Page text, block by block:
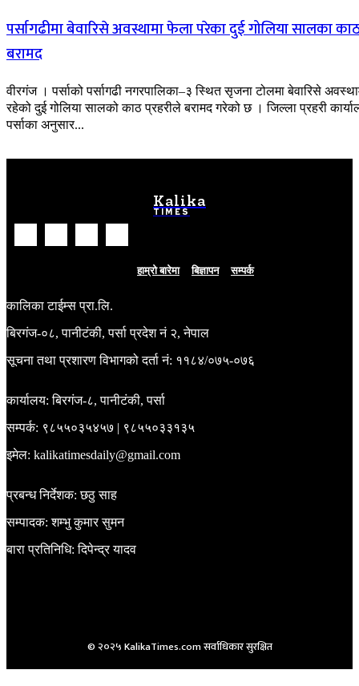
पर्सागढीमा बेवारिसे अवस्थामा फेला परेका दुई गोलिया सालका
बरामद
वीरगंज । पर्साको पर्सागढी नगरपालिका–३ स्थित सृजना टोलमा बेवारिसे
रहेको दुई गोलिया सालको काठ प्रहरीले बरामद गरेको छ । जिल्ला प्रहरी
पर्साका अनुसार...
Kalika
TIMES
हाम्रो बारेमा बिज्ञापन सम्पर्क
कालिका टाईम्स प्रा.लि.
बिरगंज-०८, पानीटंकी, पर्सा प्रदेश नं २, नेपाल
सूचना तथा प्रशारण विभागको दर्ता नं: ११८४/०७५-०७६
कार्यालय: बिरगंज-८, पानीटंकी, पर्सा
सम्पर्क: ९८५५०३५४५७ | ९८५५०३३१३५
इमेल: kalikatimesdaily@gmail.com
प्रबन्ध निर्देशक: छठु साह
सम्पादक: शम्भु कुमार सुमन
बारा प्रतिनिधि: दिपेन्द्र यादव
© २०२५ KalikaTimes.com सर्वाधिकार सुरक्षित